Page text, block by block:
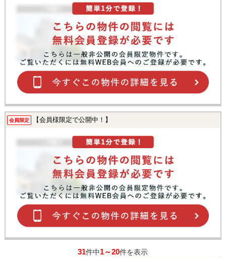
会員限定 【会員様限定で公開中！】
31件中1～20件を表示